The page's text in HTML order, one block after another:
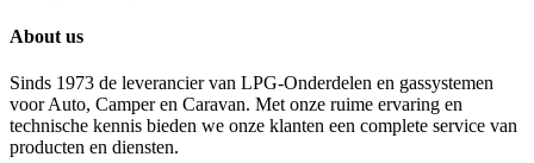
About us
Sinds 1973 de leverancier van LPG-Onderdelen en gassystemen
voor Auto, Camper en Caravan. Met onze ruime ervaring en
technische kennis bieden we onze klanten een complete service van
producten en diensten.